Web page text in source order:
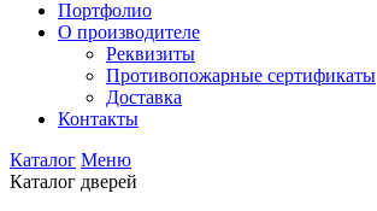
Портфолио
О производителе
Реквизиты
Противопожарные сертификаты
Доставка
Контакты
Каталог Меню
Каталог дверей